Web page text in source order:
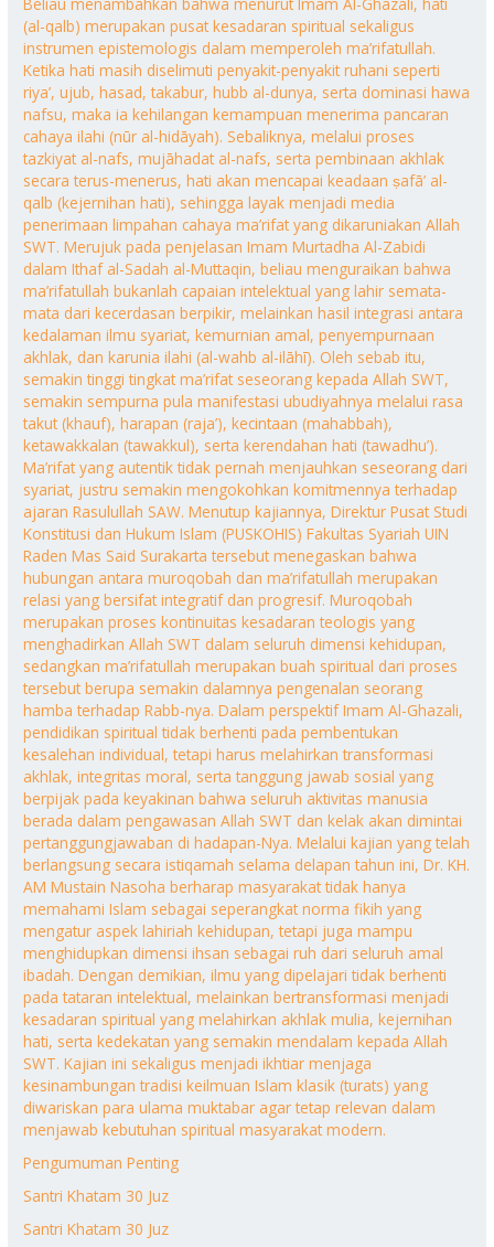
(al-qalb) merupakan pusat kesadaran spiritual sekaligus
instrumen epistemologis dalam memperoleh ma’rifatullah.
Ketika hati masih diselimuti penyakit-penyakit ruhani seperti
riya’, ujub, hasad, takabur, hubb al-dunya, serta dominasi hawa
nafsu, maka ia kehilangan kemampuan menerima pancaran
cahaya ilahi (nūr al-hidāyah). Sebaliknya, melalui proses
tazkiyat al-nafs, mujāhadat al-nafs, serta pembinaan akhlak
secara terus-menerus, hati akan mencapai keadaan ṣafā’ al-
qalb (kejernihan hati), sehingga layak menjadi media
penerimaan limpahan cahaya ma’rifat yang dikaruniakan Allah
SWT. Merujuk pada penjelasan Imam Murtadha Al-Zabidi
dalam Ithaf al-Sadah al-Muttaqin, beliau menguraikan bahwa
ma’rifatullah bukanlah capaian intelektual yang lahir semata-
mata dari kecerdasan berpikir, melainkan hasil integrasi antara
kedalaman ilmu syariat, kemurnian amal, penyempurnaan
akhlak, dan karunia ilahi (al-wahb al-ilāhī). Oleh sebab itu,
semakin tinggi tingkat ma’rifat seseorang kepada Allah SWT,
semakin sempurna pula manifestasi ubudiyahnya melalui rasa
takut (khauf), harapan (raja’), kecintaan (mahabbah),
ketawakkalan (tawakkul), serta kerendahan hati (tawadhu’).
Ma’rifat yang autentik tidak pernah menjauhkan seseorang dari
syariat, justru semakin mengokohkan komitmennya terhadap
ajaran Rasulullah SAW. Menutup kajiannya, Direktur Pusat Studi
Konstitusi dan Hukum Islam (PUSKOHIS) Fakultas Syariah UIN
Raden Mas Said Surakarta tersebut menegaskan bahwa
hubungan antara muroqobah dan ma’rifatullah merupakan
relasi yang bersifat integratif dan progresif. Muroqobah
merupakan proses kontinuitas kesadaran teologis yang
menghadirkan Allah SWT dalam seluruh dimensi kehidupan,
sedangkan ma’rifatullah merupakan buah spiritual dari proses
tersebut berupa semakin dalamnya pengenalan seorang
hamba terhadap Rabb-nya. Dalam perspektif Imam Al-Ghazali,
pendidikan spiritual tidak berhenti pada pembentukan
kesalehan individual, tetapi harus melahirkan transformasi
akhlak, integritas moral, serta tanggung jawab sosial yang
berpijak pada keyakinan bahwa seluruh aktivitas manusia
berada dalam pengawasan Allah SWT dan kelak akan dimintai
pertanggungjawaban di hadapan-Nya. Melalui kajian yang telah
berlangsung secara istiqamah selama delapan tahun ini, Dr. KH.
AM Mustain Nasoha berharap masyarakat tidak hanya
memahami Islam sebagai seperangkat norma fikih yang
mengatur aspek lahiriah kehidupan, tetapi juga mampu
menghidupkan dimensi ihsan sebagai ruh dari seluruh amal
ibadah. Dengan demikian, ilmu yang dipelajari tidak berhenti
pada tataran intelektual, melainkan bertransformasi menjadi
kesadaran spiritual yang melahirkan akhlak mulia, kejernihan
hati, serta kedekatan yang semakin mendalam kepada Allah
SWT. Kajian ini sekaligus menjadi ikhtiar menjaga
kesinambungan tradisi keilmuan Islam klasik (turats) yang
diwariskan para ulama muktabar agar tetap relevan dalam
menjawab kebutuhan spiritual masyarakat modern.
Pengumuman Penting
Santri Khatam 30 Juz
Santri Khatam 30 Juz